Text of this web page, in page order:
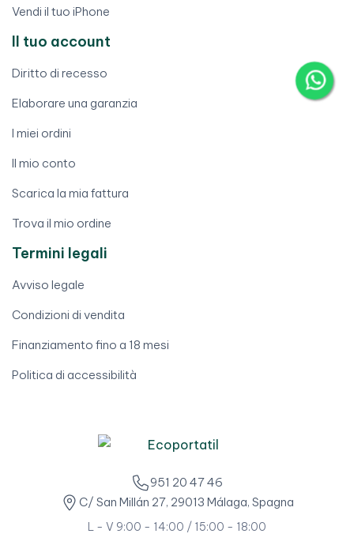
Vendi il tuo iPhone
Il tuo account
Diritto di recesso
Elaborare una garanzia
I miei ordini
Il mio conto
Scarica la mia fattura
Trova il mio ordine
Termini legali
Avviso legale
Condizioni di vendita
Finanziamento fino a 18 mesi
Politica di accessibilità
951 20 47 46
C/ San Millán 27, 29013 Málaga, Spagna
L - V 9:00 - 14:00 / 15:00 - 18:00